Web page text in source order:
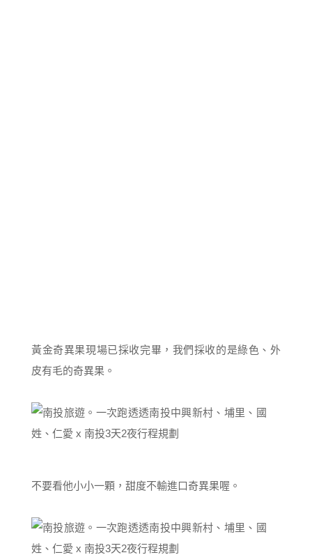
黃金奇異果現場已採收完畢，我們採收的是綠色、外
皮有毛的奇異果。
不要看他小小一顆，甜度不輸進口奇異果喔。